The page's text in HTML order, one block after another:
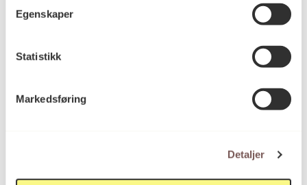
Egenskaper
Statistikk
Markedsføring
Detaljer
Besøksadresse
Victoria Terrasse 11
0251 Oslo
Viktig info